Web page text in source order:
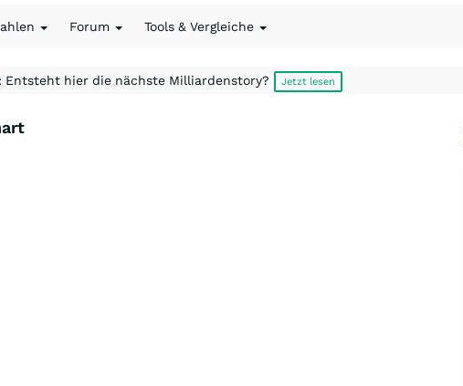
Forum Tools & Vergleiche
Entsteht hier die nächste Milliardenstory? Jetzt lesen